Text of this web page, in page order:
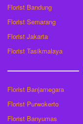
Florist Bandung
Florist Semarang
Florist Jakarta
Florist Tasikmalaya
Florist Banjarnegara
Florist Purwokerto
Florist Banyumas